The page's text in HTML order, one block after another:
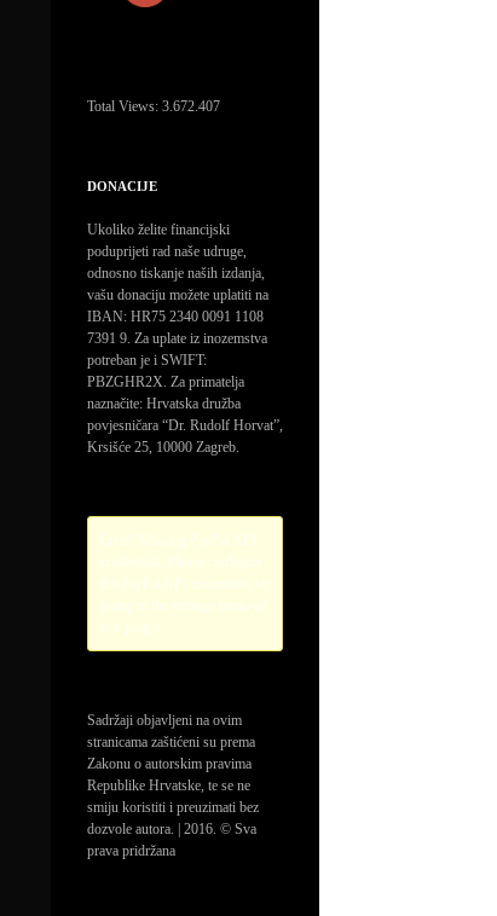
Total Views: 3.672.407
DONACIJE
Ukoliko želite financijski
poduprijeti rad naše udruge,
odnosno tiskanje naših izdanja,
vašu donaciju možete uplatiti na
IBAN: HR75 2340 0091 1108
7391 9. Za uplate iz inozemstva
potreban je i SWIFT:
PBZGHR2X. Za primatelja
naznačite: Hrvatska družba
povjesničara “Dr. Rudolf Horvat”,
Krsišće 25, 10000 Zagreb.
Sadržaji objavljeni na ovim
stranicama zaštićeni su prema
Zakonu o autorskim pravima
Republike Hrvatske, te se ne
smiju koristiti i preuzimati bez
dozvole autora. | 2016. © Sva
prava pridržana